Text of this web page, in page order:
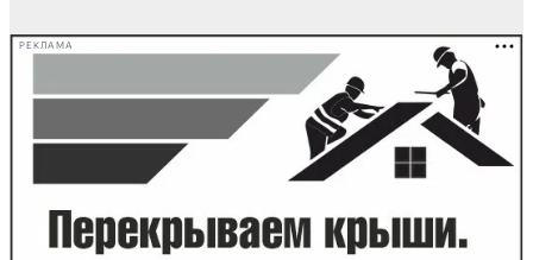
РЕКЛАМА